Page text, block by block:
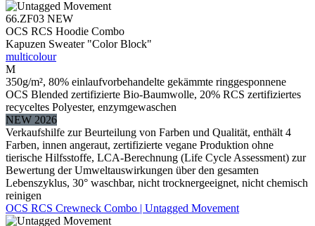
66.ZF03 NEW
OCS RCS Hoodie Combo
Kapuzen Sweater "Color Block"
multicolour
M
350g/m², 80% einlaufvorbehandelte gekämmte ringgesponnene
OCS Blended zertifizierte Bio-Baumwolle, 20% RCS zertifiziertes
recyceltes Polyester, enzymgewaschen
NEW 2026
Verkaufshilfe zur Beurteilung von Farben und Qualität, enthält 4
Farben, innen angeraut, zertifizierte vegane Produktion ohne
tierische Hilfsstoffe, LCA-Berechnung (Life Cycle Assessment) zur
Bewertung der Umweltauswirkungen über den gesamten
Lebenszyklus, 30° waschbar, nicht trocknergeeignet, nicht chemisch
reinigen
OCS RCS Crewneck Combo | Untagged Movement